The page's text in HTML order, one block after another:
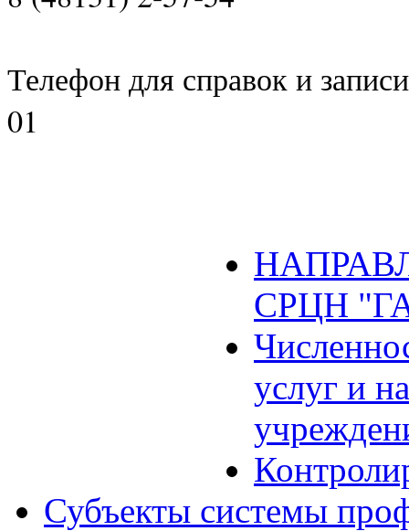
Телефон для справок и
01
СРЦН
услуг и
Субъекты системы